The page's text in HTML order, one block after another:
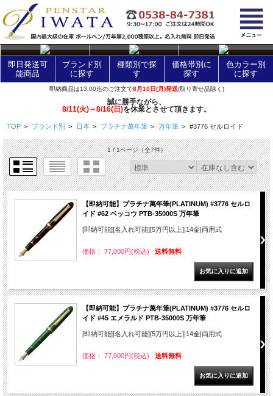
layer Control
即日発送可
能商品
ブランド別
に探す
種類別で探
す
価格帯別に
探す
色カラー別
に探す
即納商品は13:00迄のご注文で8月10日(月)発送(取り寄せ品除く)
誠に勝手ながら、
8/11(火)～8/16(日)を休業とさせて頂きます。
TOP > ブランド別 > 日本 > プラチナ萬年筆 > 万年筆 > #3776 セルロイド
1 / 1ページ（全7件）
【即納可能】プラチナ萬年筆(PLATINUM) #3776 セルロ
イド #62 ベッコウ PTB-35000S 万年筆
[即納可能][名入れ可能][5万円以上]|14金|両用式
価格： 77,000円(税込) 送料無料
【即納可能】プラチナ萬年筆(PLATINUM) #3776 セルロ
イド #45 エメラルド PTB-35000S 万年筆
[即納可能][名入れ可能][5万円以上]|14金|両用式
価格： 77,000円(税込) 送料無料